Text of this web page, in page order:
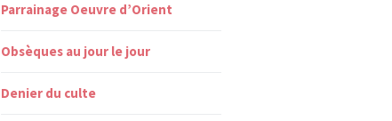
Parrainage Oeuvre d’Orient
Obsèques au jour le jour
Denier du culte